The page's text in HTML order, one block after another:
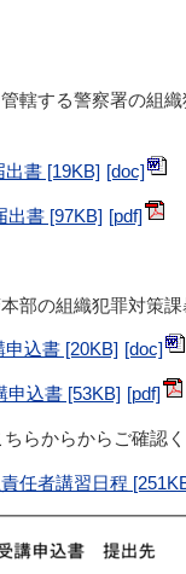
轄する警察署の組
書 [19KB]
出書 [97KB]
部の組織犯罪対策課
込書 [20KB]
申込書 [53KB]
らからからご確認く
任者講習日程